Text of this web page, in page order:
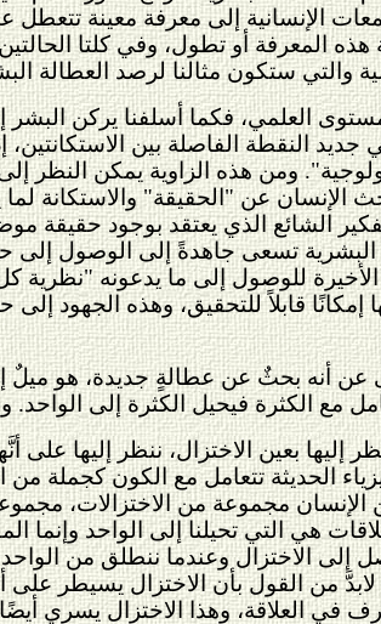
الإنسانية إلى معرفة معينة
هذه المعرفة أو تطول، وفي كلتا
والتي ستكون مثالنا لرصد العطالة
العلمي، فكما أسلفنا يركن
النقطة الفاصلة بين الاستكانتين،
ومن هذه الزاوية يمكن النظر
الإنسان عن "الحقيقة" والاستكانة
الشائع الذي يعتقد بوجود حقيقة
البشرية تسعى جاهدةً إلى الوصول
للوصول إلى ما يدعونه
قابلاً للتحقيق، وهذه الجهود
أنه بحثٌ عن عطالةٍ جديدة، هو ميلٌ
مع الكثرة فيحيل الكثرة إلى
إليها بعين الاختزال، ننظر إليها
الحديثة تتعامل مع الكون كجملة
الإنسان مجموعة من الاختزالات،
هي التي تحيلنا إلى الواحد وإنما
الاختزال وعندما ننطلق من الواحد
من القول بأن الاختزال يسيطر
العلاقة، وهذا الاختزال يسري أيضًا